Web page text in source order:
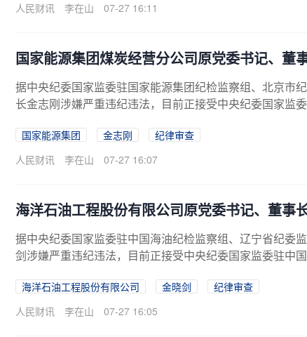
人民财讯
李在山 07-27 16:11
国家能源集团煤炭经营分公司原党委书记、董
据中央纪委国家监委驻国家能源集团纪检监察组、北京市
长金志刚涉嫌严重违纪违法，目前正接受中央纪委国家监
国家能源集团 金志刚
纪律审查
人民财讯
李在山 07-27 16:07
海洋石油工程股份有限公司原党委书记、董事
据中央纪委国家监委驻中国海油纪检监察组、辽宁省纪委
剑涉嫌严重违纪违法，目前正接受中央纪委国家监委驻中
海洋石油工程股份有限公司 金晓剑
纪律审查
人民财讯
李在山 07-27 16:05